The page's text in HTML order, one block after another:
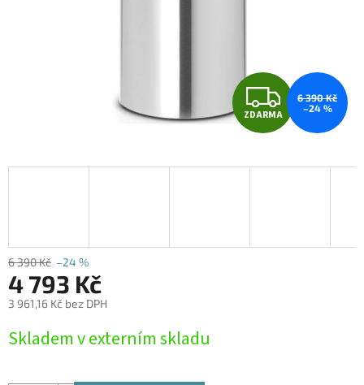
Z
D
A
ZDARMA
6 390 Kč
–24 %
6 390 Kč –24 %
4 793 Kč
3 961,16 Kč bez DPH
cena:
Skladem v externím skladu